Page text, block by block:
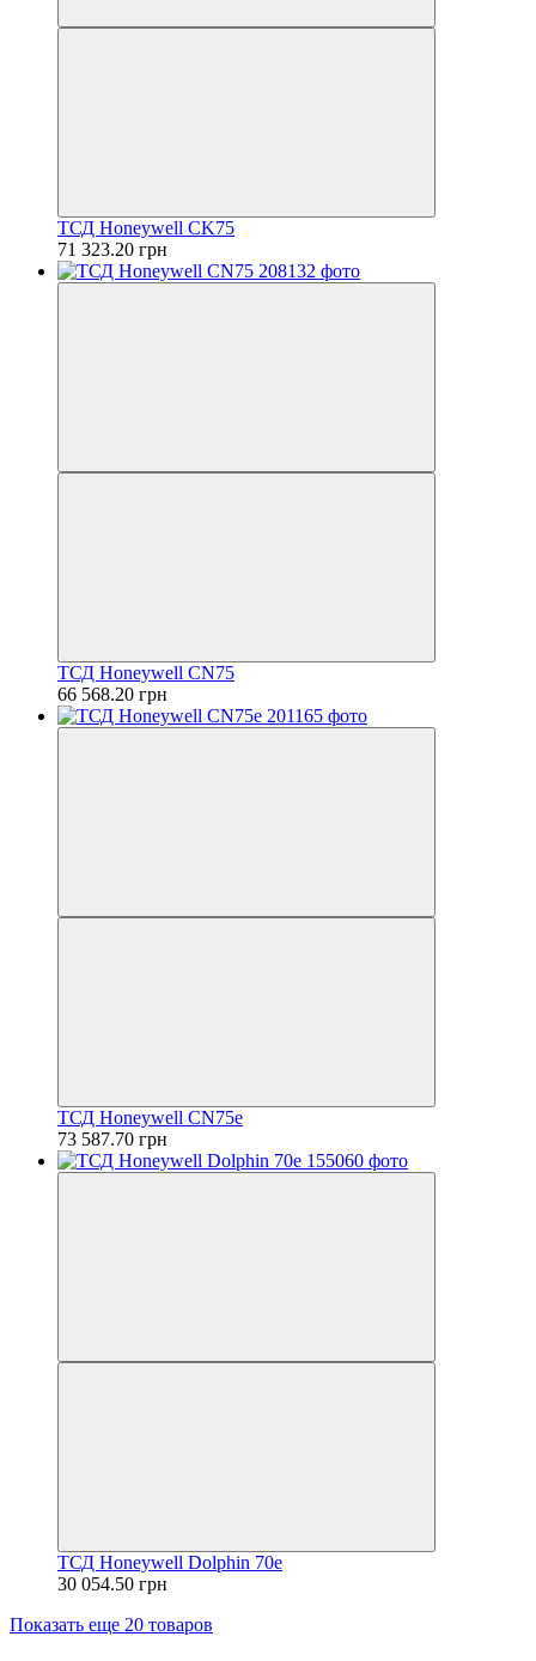
ТСД Honeywell CK75
71 323.20 грн
ТСД Honeywell CN75
66 568.20 грн
ТСД Honeywell CN75e
73 587.70 грн
ТСД Honeywell Dolphin 70e
30 054.50 грн
Показать еще 20 товаров